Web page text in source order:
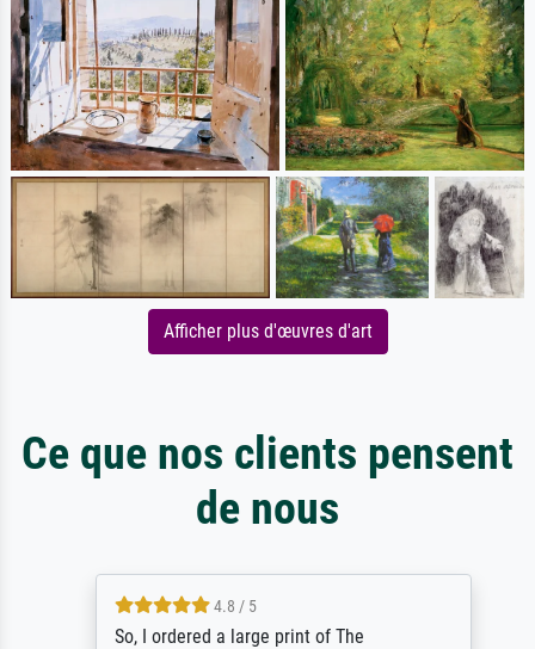
Afficher plus d'œuvres d'art
Ce que nos clients pensent
de nous
4.8 / 5
So, I ordered a large print of The